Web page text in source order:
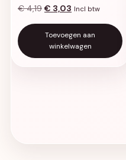
€4,19 Oorspronkelijke prijs
€ 3,03 Huidige prijs
Incl btw
Toevoegen aan
winkelwagen